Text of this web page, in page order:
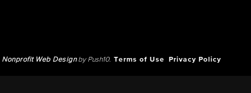
Nonprofit Web Designby Push10. Terms of Use Privacy Policy